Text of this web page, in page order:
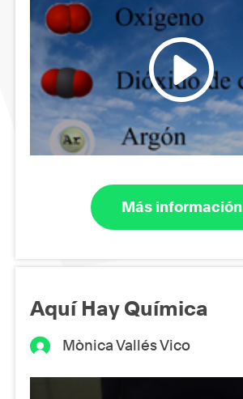
Más información
Aquí Hay Química
Mònica Vallés Vico